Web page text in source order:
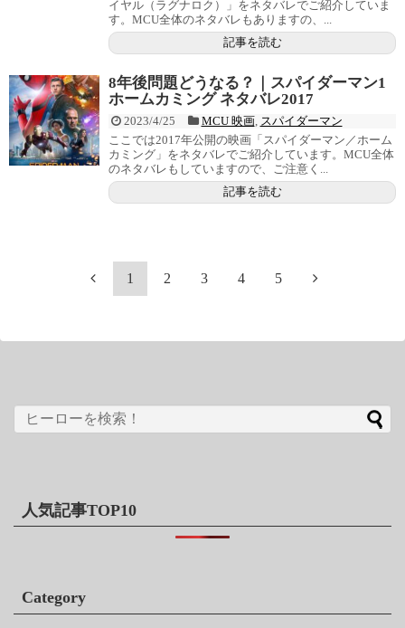
イヤル（ラグナロク）」をネタバレでご紹介していま
す。MCU全体のネタバレもありますの、...
記事を読む
8年後問題どうなる？｜スパイダーマン1
ホームカミング ネタバレ2017
2023/4/25 MCU 映画, スパイダーマン
ここでは2017年公開の映画「スパイダーマン／ホーム
カミング」をネタバレでご紹介しています。MCU全体
のネタバレもしていますので、ご注意く...
記事を読む
1 2 3 4 5
人気記事TOP10
Category